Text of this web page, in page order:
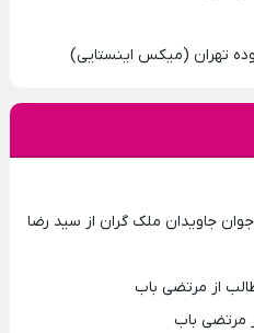
تهران (میکس اینستایی)
جوان جاویدان ملک گران از سید رضا
از مرتضی باب
مرتضی باب